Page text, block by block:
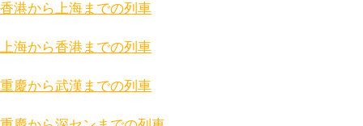
香港から上海までの列車
上海から香港までの列車
重慶から武漢までの列車